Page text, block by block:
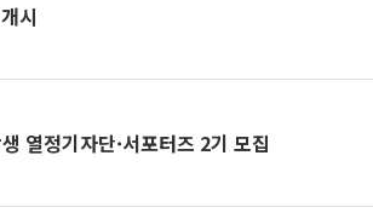
시
열정기자단·서포터즈 2기 모집